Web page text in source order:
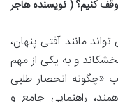
کنیم؟ ( نویسنده هاجر
مانند آفتی پنهان،
و به یکی از مهم
«چگونه انحصار طلبی
راهنمایی جامع و